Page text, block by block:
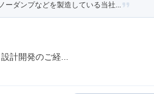
ーダンプなどを製造している当社...
計開発のご経...